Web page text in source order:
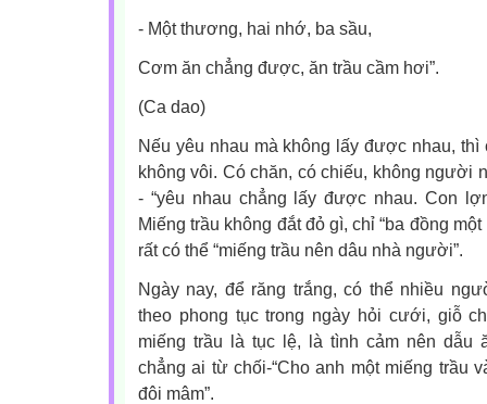
- Một thương, hai nhớ, ba sầu,
Cơm ăn chẳng được, ăn trầu cầm hơi”.
(Ca dao)
Nếu yêu nhau mà không lấy được nhau, thì
không vôi. Có chăn, có chiếu, không người
- “yêu nhau chẳng lấy được nhau. Con
Miếng trầu không đắt đỏ gì, chỉ “ba đồng
rất có thể “miếng trầu nên dâu nhà người”.
Ngày nay, để răng trắng, có thể nhiều
theo phong tục trong ngày hỏi cưới, giỗ
miếng trầu là tục lệ, là tình cảm nên dẫu
chẳng ai từ chối-“Cho anh một miếng trầu
đôi mâm”.